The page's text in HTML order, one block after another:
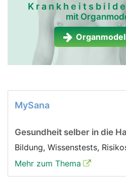
mit
MySana
Gesundheit selber in die
Bildung, Wissenstests,
Mehr zum Thema